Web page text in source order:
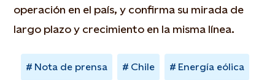
operación en el país, y confirma su mirada de
largo plazo y crecimiento en la misma línea.
Nota de prensa Chile Energía eólica